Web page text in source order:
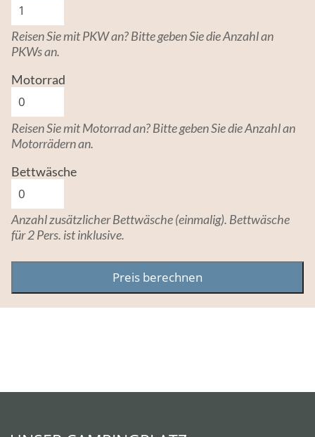
Reisen Sie mit PKW an? Bitte geben Sie die Anzahl an
PKWs an.
Motorrad
Reisen Sie mit Motorrad an? Bitte geben Sie die Anzahl an
Motorrädern an.
Bettwäsche
Anzahl zusätzlicher Bettwäsche (einmalig). Bettwäsche
für 2 Pers. ist inklusive.